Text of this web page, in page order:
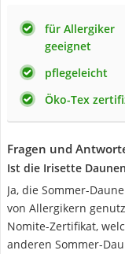
für Allergiker
geeignet
pflegeleicht
Öko-Tex
Fragen und
Ist die Irisette
Ja, die Sommer-
von Allergikern
Nomite-Zertifikat,
anderen Sommer-